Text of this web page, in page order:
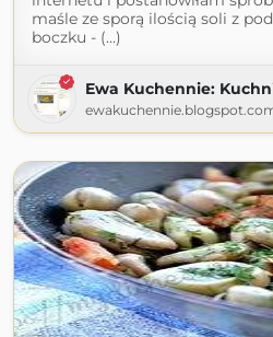
maśle ze sporą ilością soli z
boczku - (...)
Ewa Kuchennie: